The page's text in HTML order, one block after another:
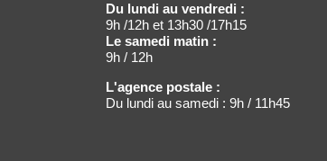
Du lundi au vendredi :
9h /12h et 13h30 /17h15
Le samedi matin :
9h / 12h
L'agence postale :
Du lundi au samedi : 9h / 11h45